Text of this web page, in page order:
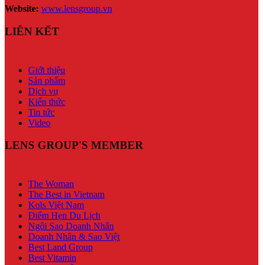
Website: www.lensgroup.vn
LIÊN KẾT
Giới thiệu
Sản phẩm
Dịch vụ
Kiến thức
Tin tức
Video
LENS GROUP'S MEMBER
The Woman
The Best in Vietnam
Kols Việt Nam
Điểm Hẹn Du Lịch
Ngôi Sao Doanh Nhân
Doanh Nhân & Sao Việt
Best Land Group
Best Vitamin